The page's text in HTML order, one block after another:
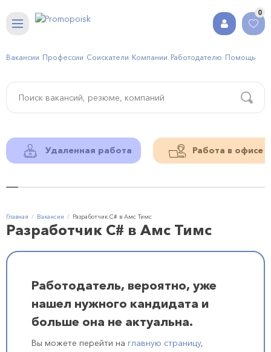
0
Вакансии Профессии Соискатели Компании Работодателю Помощь
Удаленная работа Работа в офисе
Главная Вакансии Разработчик C# в Амс Тимс
Разработчик C# в Амс Тимс
Работодатель, вероятно, уже
нашел нужного кандидата и
больше она не актуальна.
Вы можете перейти на главную страницу,